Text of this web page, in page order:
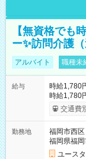
【無資格でも
ー✨訪問介護
アルバイト 職種未
給与
時給1,780
時給1,780
考慮して決定します 【収入例】
間×4回=5万6,960円 週3回勤務
月 ※ 雇用
用形態：本
交通費
勤務地
福岡市西区
福岡県福岡
ユース